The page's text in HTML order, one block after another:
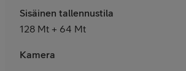
Sisäinen tallennustila
128 Mt + 64 Mt
Kamera